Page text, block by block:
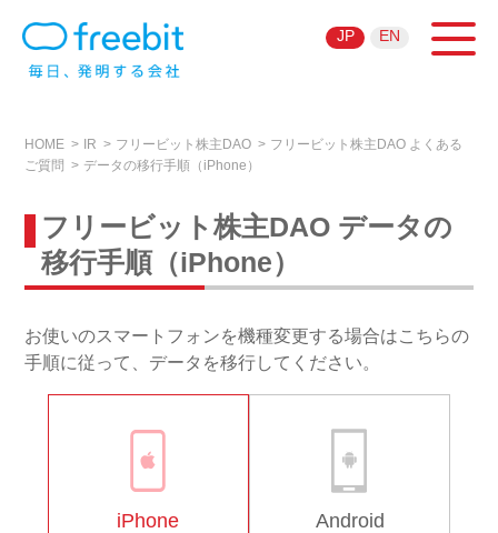
JP EN
HOME IR フリービット株主DAO
フリービット株主DAO よくある
ご質問
データの移行手順（iPhone）
フリービット株主DAO データの
移行手順（iPhone）
お使いのスマートフォンを機種変更する場合はこちらの
手順に従って、データを移行してください。
iPhone Android